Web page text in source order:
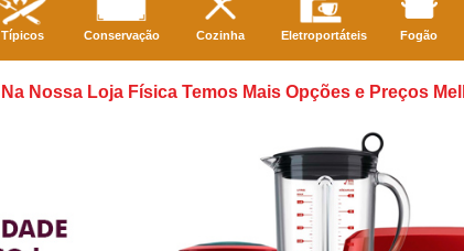
Típicos Conservação Cozinha Eletroportáteis Fogão
Na Nossa Loja Física Temos Mais Opções e Preços